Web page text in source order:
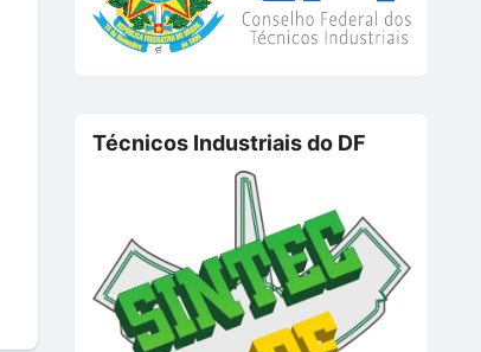
Técnicos Industriais do DF